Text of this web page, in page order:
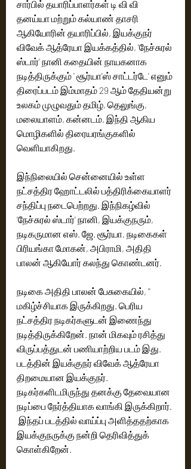
சார்பில் தயாரிப்பாளர்கள் டி வி வி
தனய்யா மற்றும் கல்யாண் தாசரி
ஆகியோரின் தயாரிப்பில், இயக்குநர்
விவேக் ஆத்ரேயா இயக்கத்தில், 'நேச்சுரல்
ஸ்டார்' நானி கதையின் நாயகனாக
நடித்திருக்கும் ' சூர்யா'ஸ் சாட்டர்டே' எனும்
திரைப்படம் இம்மாதம் 29 ஆம் தேதியன்று
உலகம் முழுவதும் தமிழ், தெலுங்கு,
மலையாளம், கன்னடம், இந்தி ஆகிய
மொழிகளில் திரையரங்குகளில்
வெளியாகிறது.
இந்நிலையில் சென்னையில் உள்ள
நட்சத்திர ஹோட்டலில் பத்திரிக்கையாளர்
சந்திப்பு நடைபெற்றது. இந்நிகழ்வில்
'நேச்சுரல் ஸ்டார்' நானி, இயக்குநரும்,
நடிகருமான எஸ். ஜே. சூர்யா, நடிகைகள்
பிரியங்கா மோகன், அபிராமி, அதிதி
பாலன் ஆகியோர் கலந்து கொண்டனர்.
நடிகை அதிதி பாலன் பேசுகையில், ''
மகிழ்ச்சியாக இருக்கிறது. பெரிய
நட்சத்திர நடிகர்களுடன் இணைந்து
நடித்திருக்கிறேன். நான் மிகவும் ரசித்து
விருப்பத்துடன் பணியாற்றிய படம் இது.‌
படத்தின் இயக்குநர் விவேக் ஆத்ரேயா
திறமையான இயக்குநர்.
நடிகர்களிடமிருந்து தனக்கு தேவையான
நடிப்பை நேர்த்தியாக வாங்கி இருக்கிறார்.
இந்தப் படத்தில் வாய்ப்பு அளித்ததற்காக
இயக்குநருக்கு நன்றி தெரிவித்துக்